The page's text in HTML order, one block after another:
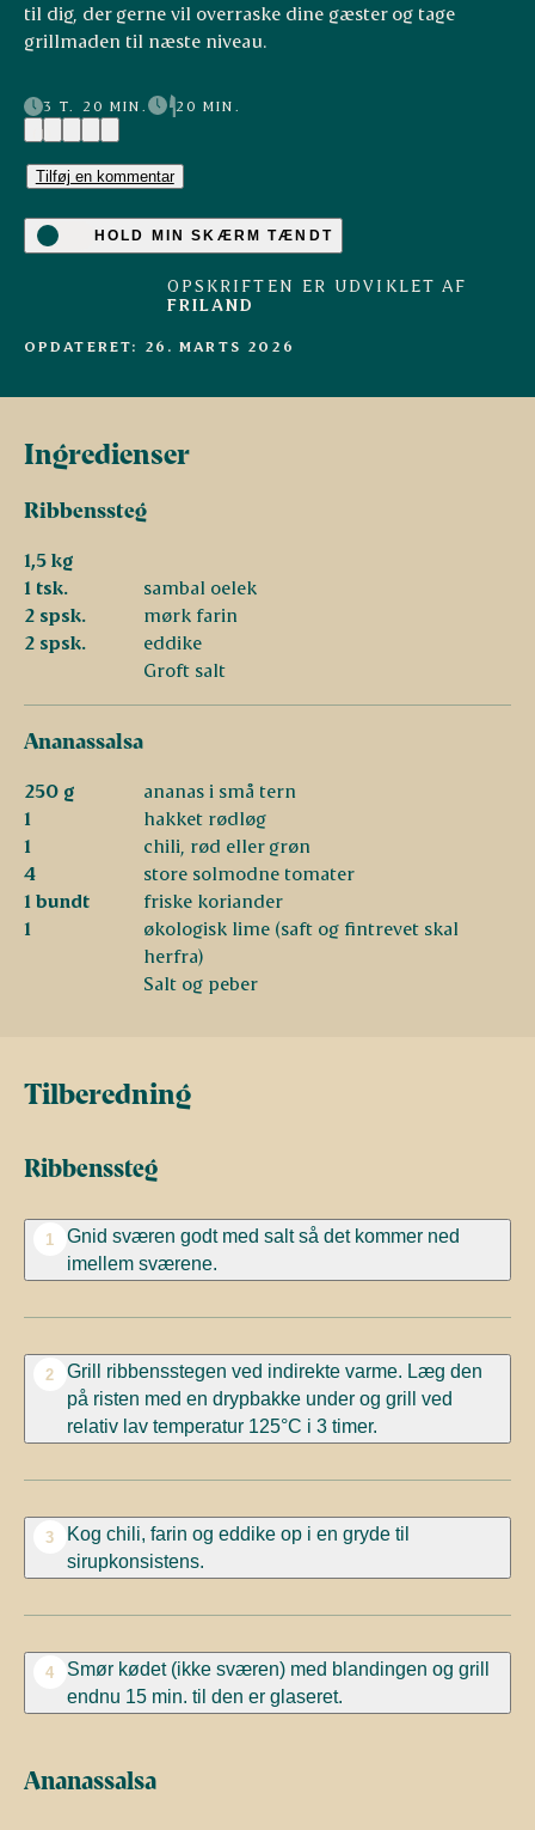
til dig, der gerne vil overraske dine gæster og tage
grillmaden til næste niveau.
3 T. 20 MIN.
20 MIN.
(1)
Tilføj en kommentar
HOLD MIN SKÆRM TÆNDT
OPSKRIFTEN ER UDVIKLET AF
FRILAND
OPDATERET: 26. MARTS 2026
Ingredienser
Ribbenssteg
1,5 kg
1 tsk.
sambal oelek
2 spsk.
mørk farin
2 spsk.
eddike
Groft salt
Ananassalsa
250 g
ananas i små tern
1
hakket rødløg
1
chili, rød eller grøn
4
store solmodne tomater
1 bundt
friske koriander
1
økologisk lime (saft og fintrevet skal
herfra)
Salt og peber
Tilberedning
Ribbenssteg
1
Gnid sværen godt med salt så det kommer ned
imellem sværene.
2
Grill ribbensstegen ved indirekte varme. Læg den
på risten med en drypbakke under og grill ved
relativ lav temperatur 125°C i 3 timer.
3
Kog chili, farin og eddike op i en gryde til
sirupkonsistens.
4
Smør kødet (ikke sværen) med blandingen og grill
endnu 15 min. til den er glaseret.
Ananassalsa